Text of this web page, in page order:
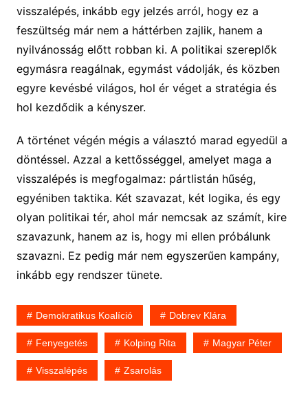
visszalépés, inkább egy jelzés arról, hogy ez a
feszültség már nem a háttérben zajlik, hanem a
nyilvánosság előtt robban ki. A politikai szereplők
egymásra reagálnak, egymást vádolják, és közben
egyre kevésbé világos, hol ér véget a stratégia és
hol kezdődik a kényszer.
A történet végén mégis a választó marad egyedül a
döntéssel. Azzal a kettősséggel, amelyet maga a
visszalépés is megfogalmaz: pártlistán hűség,
egyéniben taktika. Két szavazat, két logika, és egy
olyan politikai tér, ahol már nemcsak az számít, kire
szavazunk, hanem az is, hogy mi ellen próbálunk
szavazni. Ez pedig már nem egyszerűen kampány,
inkább egy rendszer tünete.
Demokratikus Koalíció Dobrev Klára
Fenyegetés Kolping Rita Magyar Péter
Visszalépés Zsarolás